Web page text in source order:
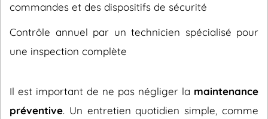
commandes et des dispositifs de sécurité
Contrôle annuel par un technicien spécialisé pour
une inspection complète
Il est important de ne pas négliger la maintenance
préventive. Un entretien quotidien simple, comme